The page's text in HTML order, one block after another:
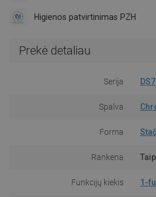
Higienos patvirtinimas PZH
Prekė detaliau
Serija
Spalva
Forma
Rankena Taip
Funkcijų kiekis 1-